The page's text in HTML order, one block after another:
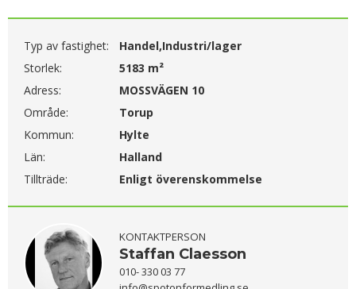
Typ av fastighet:
Handel,Industri/lager
Storlek:
5183 m²
Adress:
MOSSVÄGEN 10
Område:
Torup
Kommun:
Hylte
Län:
Halland
Tillträde:
Enligt överenskommelse
KONTAKTPERSON
Staffan Claesson
010- 330 03 77